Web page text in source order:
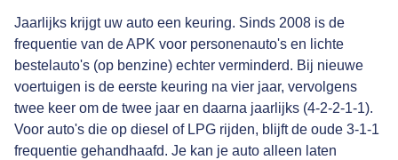
Jaarlijks krijgt uw auto een keuring. Sinds 2008 is de
frequentie van de APK voor personenauto's en lichte
bestelauto's (op benzine) echter verminderd. Bij nieuwe
voertuigen is de eerste keuring na vier jaar, vervolgens
twee keer om de twee jaar en daarna jaarlijks (4-2-2-1-1).
Voor auto's die op diesel of LPG rijden, blijft de oude 3-1-1
frequentie gehandhaafd. Je kan je auto alleen laten